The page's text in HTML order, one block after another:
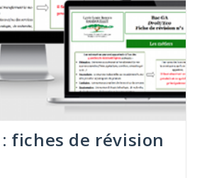
: fiches de révision